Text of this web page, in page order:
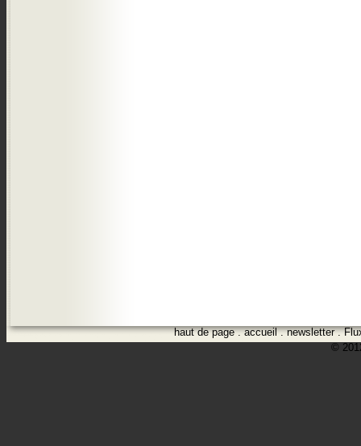
haut de page.accueil.newsletter.
©